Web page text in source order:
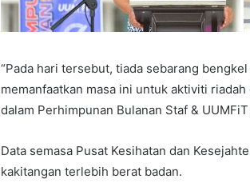
“Pada hari tersebut, tiada sebarang
memanfaatkan masa ini untuk aktiviti
dalam Perhimpunan Bulanan Staf &
Data semasa Pusat Kesihatan dan
kakitangan terlebih berat badan.